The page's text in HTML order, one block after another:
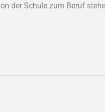
der Schule zum Beruf